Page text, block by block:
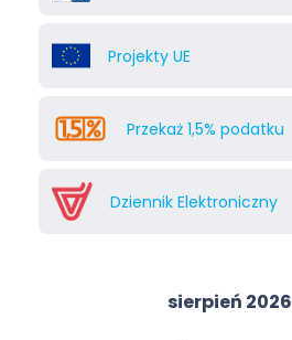
Projekty UE
Przekaż 1,5% podatku
Dziennik Elektroniczny
sierpień 2026